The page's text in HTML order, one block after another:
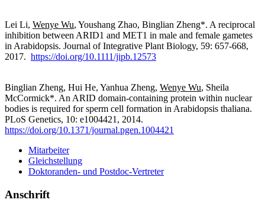
Lei Li, Wenye Wu, Youshang Zhao, Binglian Zheng*. A reciprocal
inhibition between ARID1 and MET1 in male and female gametes
in Arabidopsis. Journal of Integrative Plant Biology, 59: 657-668,
2017. https://doi.org/10.1111/jipb.12573
Binglian Zheng, Hui He, Yanhua Zheng, Wenye Wu, Sheila
McCormick*. An ARID domain-containing protein within nuclear
bodies is required for sperm cell formation in Arabidopsis thaliana.
PLoS Genetics, 10: e1004421, 2014.
https://doi.org/10.1371/journal.pgen.1004421
Mitarbeiter
Gleichstellung
Doktoranden- und Postdoc-Vertreter
Anschrift